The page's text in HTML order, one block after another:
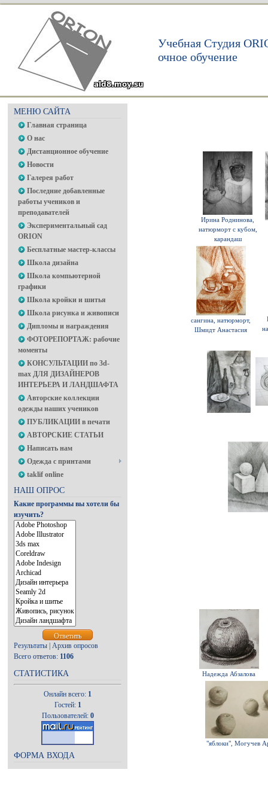
Учебная Студия
очное обучение
МЕНЮ САЙТА
Главная страница
О нас
Дистанционное обучение
Новости
Галерея работ
Последние добавленные
работы учеников и
преподавателей
Экспериментальный сад
ORION
Бесплатные мастер-классы
Школа дизайна
Школа компьютерной
графики
Школа кройки и шитья
Школа рисунка и живописи
Дипломы и награждения
ФОТОРЕПОРТАЖ: рабочие
моменты
КОНСУЛЬТАЦИИ по 3d-
max ДЛЯ ДИЗАЙНЕРОВ
ИНТЕРЬЕРА И ЛАНДШАФТА
Авторские коллекции
одежды наших учеников
ПУБЛИКАЦИИ в печати
АВТОРСКИЕ СТАТЬИ
Написать нам
Одежда с принтами
taklif online
НАШ ОПРОС
Какие программы вы хотели бы
изучить?
Результаты Архив опросов
Всего ответов: 1106
СТАТИСТИКА
Онлайн всего: 1
Гостей: 1
Пользователей: 0
ФОРМА ВХОДА
Ирина Роднинова,
натюрморт с кубом,
карандаш
сангина, натюрморт,
Шмидт Анастасия
Надежда Абзалова
"яблоки", Могучев